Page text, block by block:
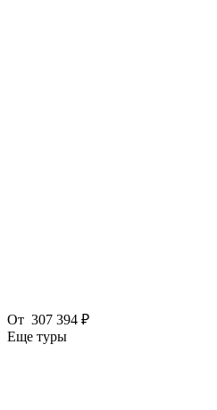
От 307 394 ₽
Еще туры